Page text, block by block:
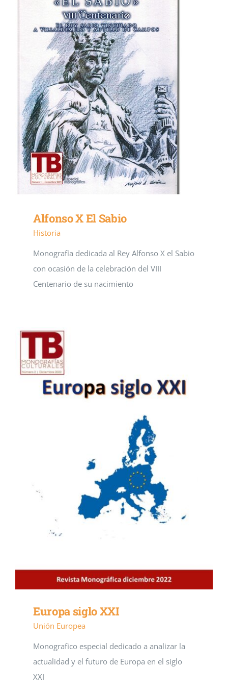
Alfonso X El Sabio
Historia
Monografía dedicada al Rey Alfonso X el Sabio
con ocasión de la celebración del VIII
Centenario de su nacimiento
Europa siglo XXI
Unión Europea
Monografico especial dedicado a analizar la
actualidad y el futuro de Europa en el siglo
XXI